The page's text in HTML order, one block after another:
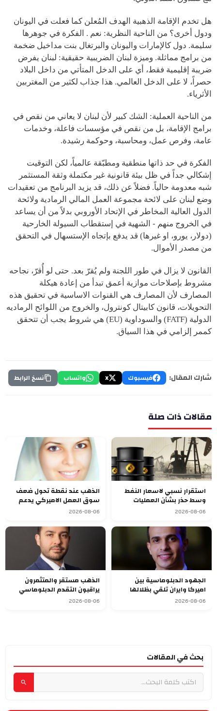
هل تخدم الإقامة الذهبية الهدف المُعلن كما فعلت في اليونان
ودول أخرى؟ من الناحية النظرية: نعم . الفكرة في جوهرها
سليمة. دول كالإمارات واليونان والبرتغال بنت مداخيل ضخمة
من برامج مماثلة. وميزة لبنان الضريبية حقيقية: لبنان يفرض
ضريبة إقليمية فقط، أي على الدخل المتأتي من داخل البلاد
حصراً، لا على الدخل العالمي. هذا جذاب لكثير من المغتربين
الأثرياء.
من الناحية العملية: الشك كبير لأن لبنان لا يعاني من نقص في
برامج الإقامة، بل من نقص في مؤسسات فاعلة، وخدمات
عامة، وفرص عمل، ومحاسبة، وحوكمة رشيدة.
الفكرة في حد ذاتها منطقية ومطبّقة عالمياً، لكن التوقيت
إشكالي جداً في ظل بيئة قانونية غير مكتملة وثقة المستثمر
شبه معدومة حالياً. فضلاً عن ذلك، قد يزيد البرنامج من تعقيدات
وضع لبنان على لائحة مجموعة العمل المالي الرمادية ولائحة
الدول العالية المخاطر في الإتحاد الأوروبي بدلاً من أن يساعد
في الخروج منهم - الشهية في إستقطاب السيولة الخارحية
(دولار، يورو، او غيرها) قد يدفع بإتجاه الإستسهال في التحقق
من مصدر الأموال.
القانون لا يزال في طور اللجنة ولم يُقرّ بعد. حتى لو أُقرّ، نجاحه
مشروط بإصلاحات موازية أعمق تبدأ من إعادة هيكلة
المصارف لأن المصارف هي القنوات الاساسية في تحقيق هذه
التحويلات، قانون كابيتال كونترول، والخروج من اللوائح الرماديه
الدولية (FATF) والسوداوية (EU) هي شروط يجب أن تتحقق
كممر إلزامي في هذا السياق.
شارك المقال: فيسبوك X واتساب نسخ الرابط
مقالات ذات صلة
استقرار نسبي لاسعار النفط
وسط حذر بشأن العمليات
الدبلوماسية
2026-08-06
الذهب عند نقطة تحول ضعف
سوق العمل الاميركي يدعم
الصعود
2026-08-06
الجهود الدبلوماسية بين
اميركا وايران تلقي بظلالها
غلى الاسواق العالمية
2026-08-06
الذهب مستقر والمتثمرون
يراقبون التقدم الدبلوماسي
بالشرق الاوسط
2026-08-06
بحث في المقالات